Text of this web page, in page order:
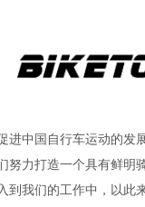
进中国自行车运动的发
努力打造一个具有鲜明
到我们的工作中，以此